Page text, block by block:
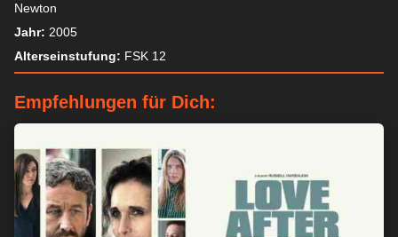
Newton
Jahr: 2005
Alterseinstufung: FSK 12
Empfehlungen für Dich: